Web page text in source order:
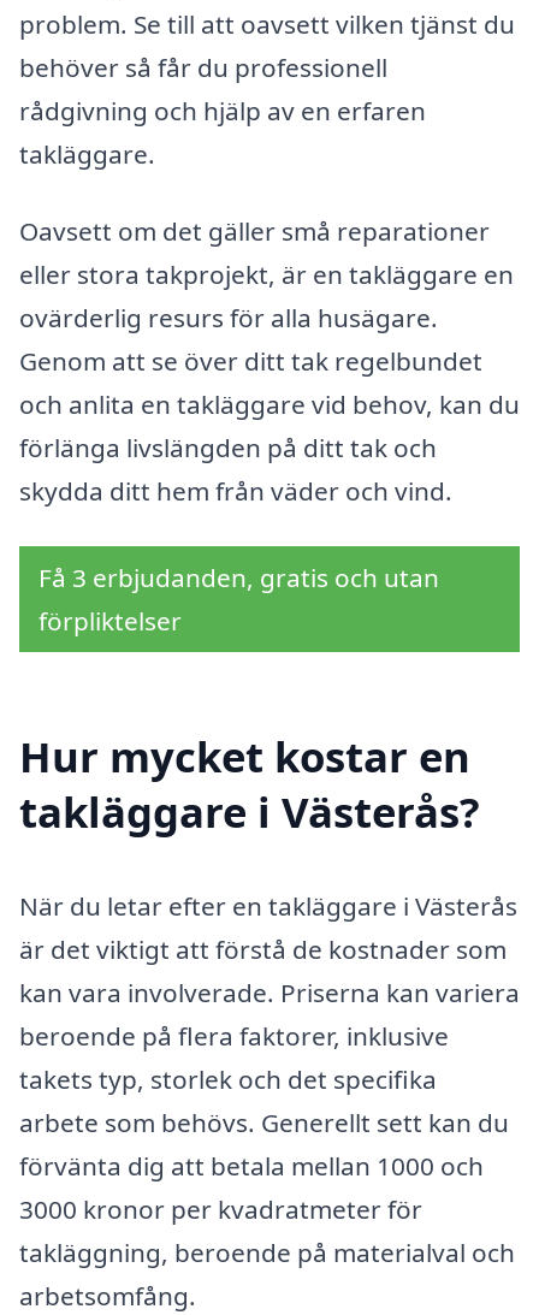
problem. Se till att oavsett vilken tjänst du
behöver så får du professionell
rådgivning och hjälp av en erfaren
takläggare.
Oavsett om det gäller små reparationer
eller stora takprojekt, är en takläggare en
ovärderlig resurs för alla husägare.
Genom att se över ditt tak regelbundet
och anlita en takläggare vid behov, kan du
förlänga livslängden på ditt tak och
skydda ditt hem från väder och vind.
Få 3 erbjudanden, gratis och utan
förpliktelser
Hur mycket kostar en
takläggare i Västerås?
När du letar efter en takläggare i Västerås
är det viktigt att förstå de kostnader som
kan vara involverade. Priserna kan variera
beroende på flera faktorer, inklusive
takets typ, storlek och det specifika
arbete som behövs. Generellt sett kan du
förvänta dig att betala mellan 1000 och
3000 kronor per kvadratmeter för
takläggning, beroende på materialval och
arbetsomfång.